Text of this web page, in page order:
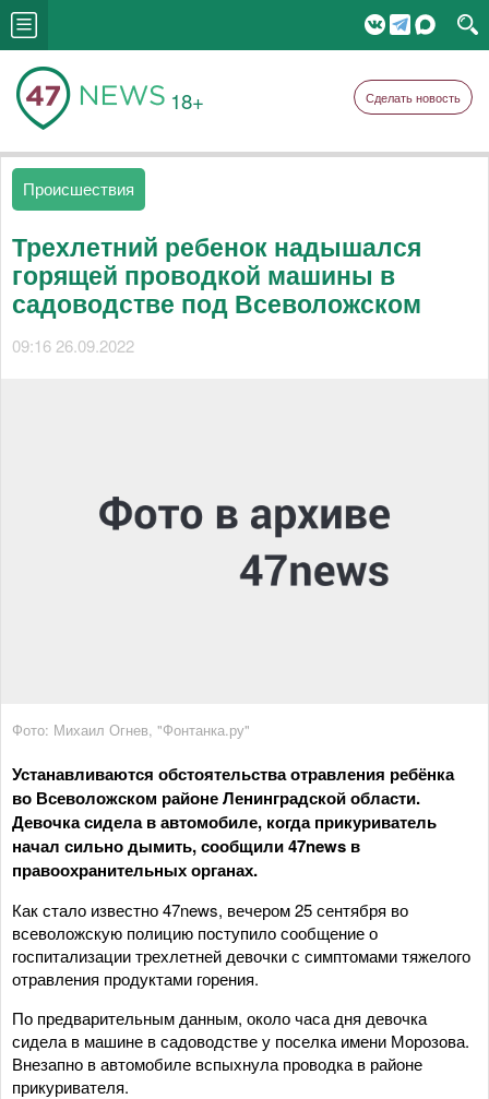
18+ Сделать новость
Происшествия
Трехлетний ребенок надышался
горящей проводкой машины в
садоводстве под Всеволожском
09:16 26.09.2022
Фото: Михаил Огнев, "Фонтанка.ру"
Устанавливаются обстоятельства отравления ребёнка
во Всеволожском районе Ленинградской области.
Девочка сидела в автомобиле, когда прикуриватель
начал сильно дымить, сообщили 47news в
правоохранительных органах.
Как стало известно 47news, вечером 25 сентября во
всеволожскую полицию поступило сообщение о
госпитализации трехлетней девочки с симптомами тяжелого
отравления продуктами горения.
По предварительным данным, около часа дня девочка
сидела в машине в садоводстве у поселка имени Морозова.
Внезапно в автомобиле вспыхнула проводка в районе
прикуривателя.